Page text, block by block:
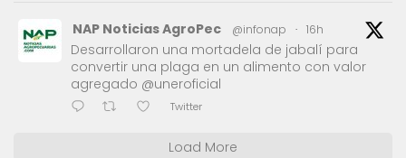
NAP Noticias AgroPec @infonap · 16h
Desarrollaron una mortadela de jabalí para
convertir una plaga en un alimento con valor
agregado @uneroficial
Twitter
Load More